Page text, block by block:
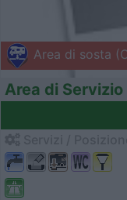
Area di sosta
Area di Servizio